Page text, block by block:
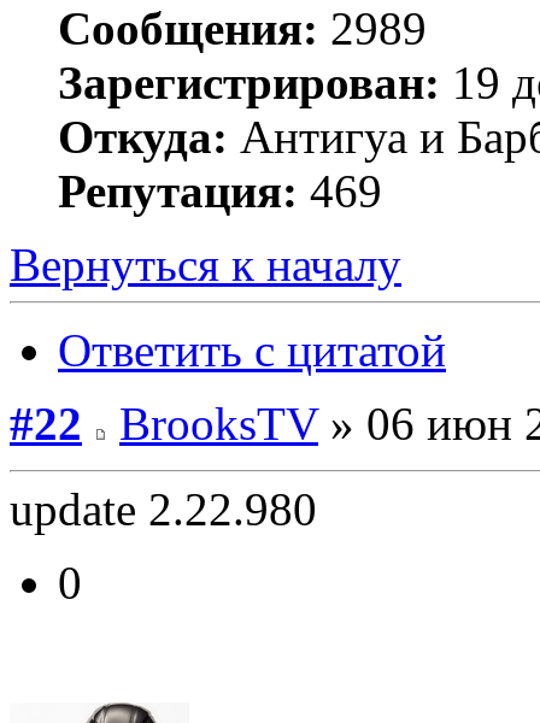
Сообщения: 2989
Зарегистрирован: 19
Откуда: Антигуа и
Репутация: 469
Вернуться к началу
Ответить с цитатой
#22
BrooksTV» 06 июн
update 2.22.980
0